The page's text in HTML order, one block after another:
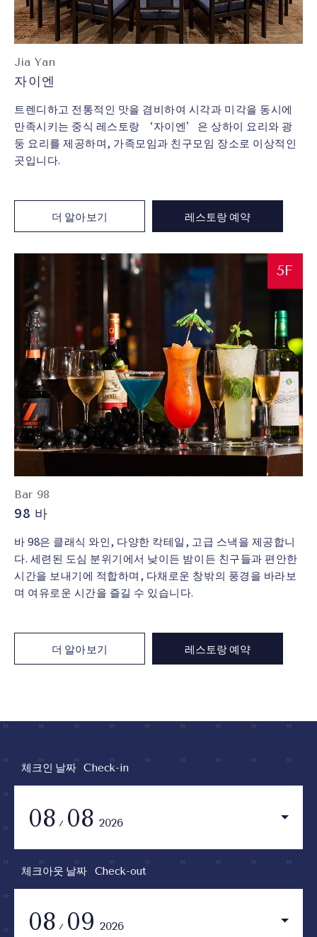
Jia Yan
자이엔
트렌디하고 전통적인 맛을 겸비하여 시각과 미각을 동시에
만족시키는 중식 레스토랑 ‘자이엔’은 상하이 요리와 광
둥 요리를 제공하며, 가족모임과 친구모임 장소로 이상적인
곳입니다.
더 알아보기 레스토랑 예약
5F
Bar 98
98 바
바 98은 클래식 와인, 다양한 칵테일, 고급 스낵을 제공합니
다. 세련된 도심 분위기에서 낮이든 밤이든 친구들과 편안한
시간을 보내기에 적합하며, 다채로운 창밖의 풍경을 바라보
며 여유로운 시간을 즐길 수 있습니다.
더 알아보기 레스토랑 예약
체크인 날짜 Check-in
08 08 2026
체크아웃 날짜 Check-out
08 09 2026